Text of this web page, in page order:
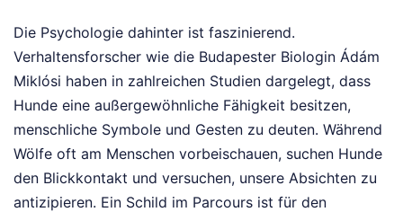
Die Psychologie dahinter ist faszinierend.
Verhaltensforscher wie die Budapester Biologin Ádám
Miklósi haben in zahlreichen Studien dargelegt, dass
Hunde eine außergewöhnliche Fähigkeit besitzen,
menschliche Symbole und Gesten zu deuten. Während
Wölfe oft am Menschen vorbeischauen, suchen Hunde
den Blickkontakt und versuchen, unsere Absichten zu
antizipieren. Ein Schild im Parcours ist für den